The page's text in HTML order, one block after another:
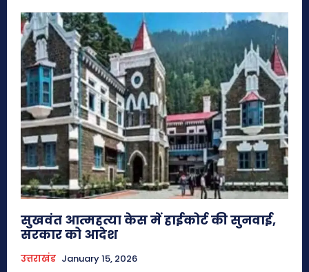
सुखवंत आत्महत्या केस में हाईकोर्ट की सुनवाई,
सरकार को आदेश
उत्तराखंड January 15, 2026